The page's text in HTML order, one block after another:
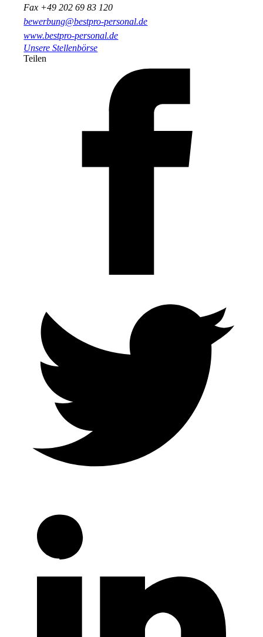
Fax +49 202 69 83 120
bewerbung@bestpro-personal.de
www.bestpro-personal.de
Unsere Stellenbörse
Teilen